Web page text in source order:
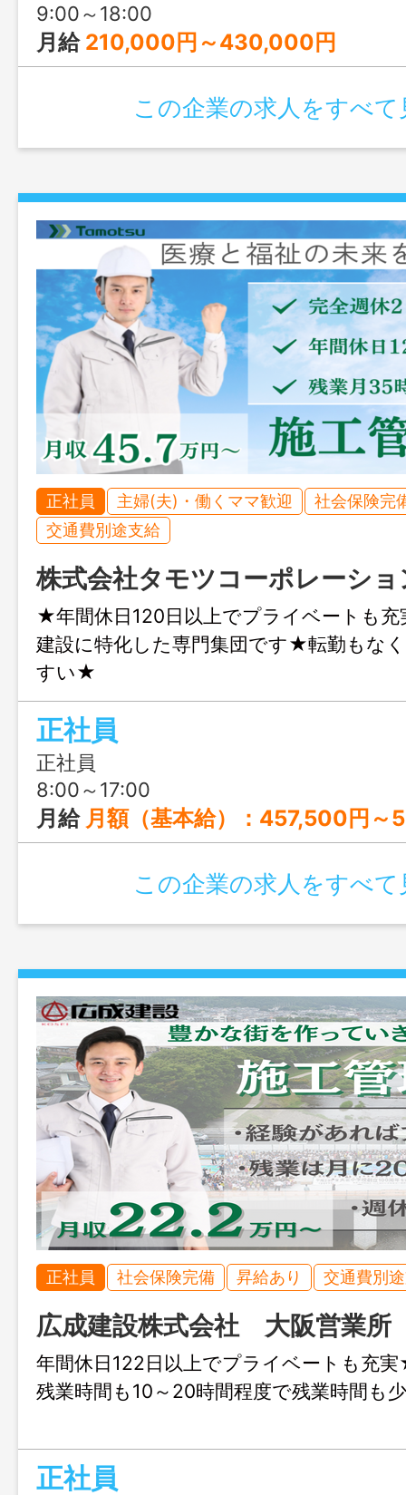
9:00～18:00
月給 210,000円～430,000円
この企業の求人をすべて
正社員 主婦(夫)・働くママ歓迎
社会保険完
交通費別途支給
株式会社タモツコーポレーショ
★年間休日120日以上でプライベートも
建設に特化した専門集団です★転勤もな
すい★
正社員
正社員
8:00～17:00
月給 月額（基本給）：457,500円～
この企業の求人をすべて
正社員 社会保険完備 昇給あり 交通費別
広成建設株式会社 大阪営業所
年間休日122日以上でプライベートも充
残業時間も10～20時間程度で残業時間も
正社員